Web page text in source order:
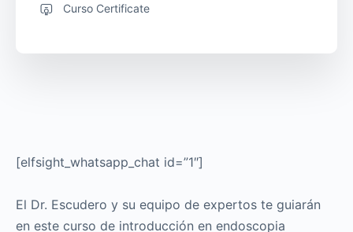
[elfsight_whatsapp_chat id=”1″]
El Dr. Escudero y su equipo de expertos te guiarán
en este curso de introducción en endoscopia
Curso Certificate